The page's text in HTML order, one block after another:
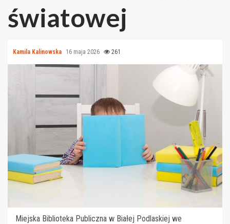
światowej
Kamila Kalinowska 16 maja 2026 261
Miejska Biblioteka Publiczna w Białej Podlaskiej we